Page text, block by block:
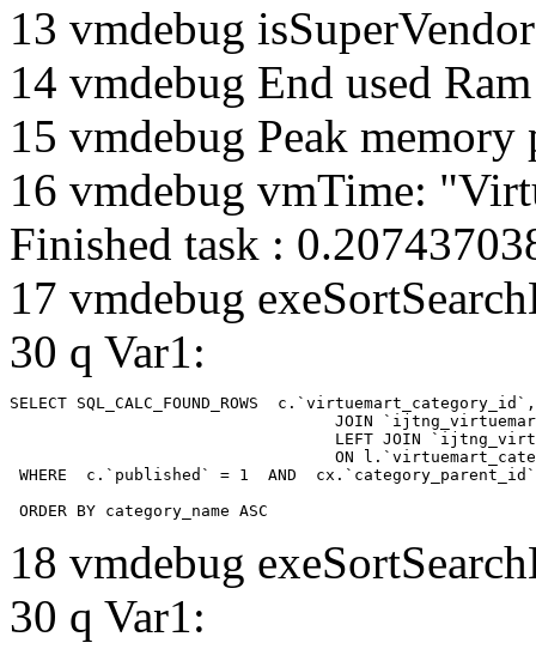
13 vmdebug
14 vmdebug End used
15 vmdebug Peak memory
16 vmdebug vmTime:
Finished task :
17 vmdebug
30 q Var1:
SELECT SQL_CALC_FOUND_ROWS
WHERE  c.`published` = 1  AND
ORDER BY category_name ASC
18 vmdebug
30 q Var1: